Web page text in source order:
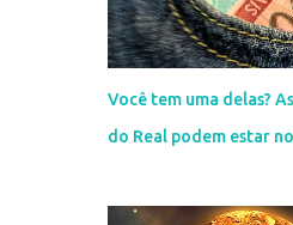
Você tem uma delas?
do Real podem estar